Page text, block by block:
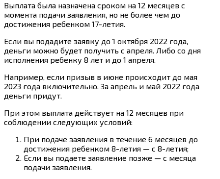
Выплата была назначена сроком на 12 месяцев с
момента подачи заявления, но не более чем до
достижения ребенком 17-летия.
Если вы подадите заявку до 1 октября 2022 года,
деньги можно будет получить с апреля. Либо со дня
исполнения ребенку 8 лет и до 1 апреля.
Например, если призыв в июне происходит до мая
2023 года включительно. За апрель и май 2022 года
деньги придут.
При этом выплата действует на 12 месяцев при
соблюдении следующих условий:
При подаче заявления в течение 6 месяцев до
достижения ребенком 8-летия — с 8-летия;
Если вы подаете заявление позже — с месяца
подачи заявления.